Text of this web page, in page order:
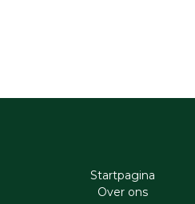
Startpagina
Ove​r​ ons